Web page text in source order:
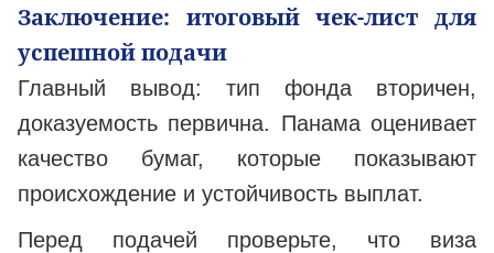
Заключение: итоговый чек-лист для
успешной подачи
Главный вывод: тип фонда вторичен,
доказуемость первична. Панама оценивает
качество бумаг, которые показывают
происхождение и устойчивость выплат.
Перед подачей проверьте, что виза